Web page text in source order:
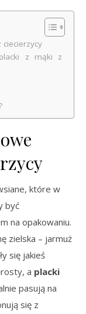
z mąki z
które w
być
na opakowaniu.
zielska – jarmuż
się jakieś
a placki
pasują na
się z